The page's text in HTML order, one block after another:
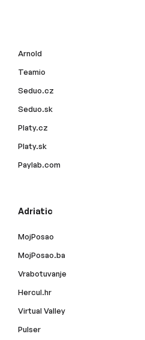
Arnold
Teamio
Seduo.cz
Seduo.sk
Platy.cz
Platy.sk
Paylab.com
Adriatic
MojPosao
MojPosao.ba
Vrabotuvanje
Hercul.hr
Virtual Valley
Pulser